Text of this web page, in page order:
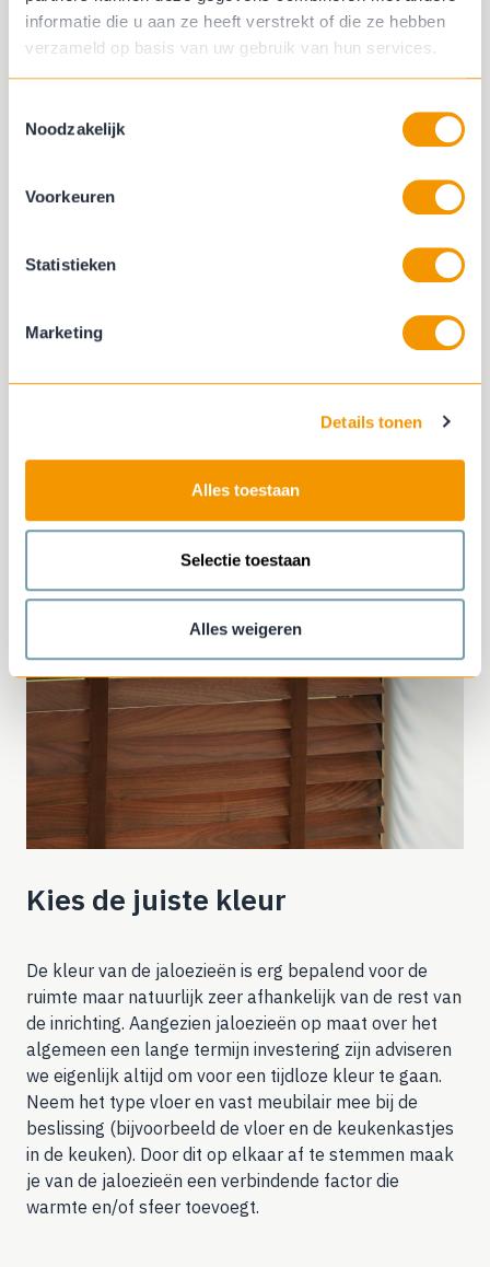
informatie die u aan ze heeft verstrekt of die ze hebben
verzameld op basis van uw gebruik van hun services.
Noodzakelijk
Voorkeuren
Statistieken
Marketing
Details tonen
Alles toestaan
Selectie toestaan
Alles weigeren
Kies de juiste kleur
De kleur van de jaloezieën is erg bepalend voor de
ruimte maar natuurlijk zeer afhankelijk van de rest van
de inrichting. Aangezien jaloezieën op maat over het
algemeen een lange termijn investering zijn adviseren
we eigenlijk altijd om voor een tijdloze kleur te gaan.
Neem het type vloer en vast meubilair mee bij de
beslissing (bijvoorbeeld de vloer en de keukenkastjes
in de keuken). Door dit op elkaar af te stemmen maak
je van de jaloezieën een verbindende factor die
warmte en/of sfeer toevoegt.